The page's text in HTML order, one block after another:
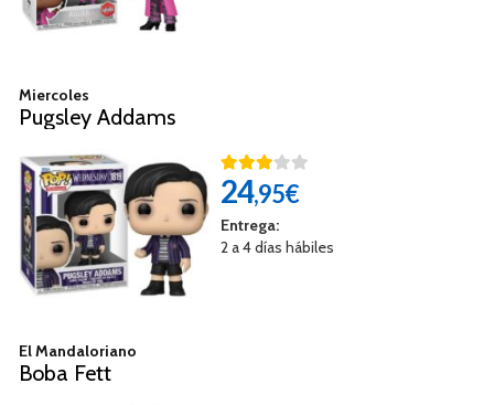
Miercoles
Pugsley Addams
24,95€
Entrega:
2 a 4 días hábiles
El Mandaloriano
Boba Fett